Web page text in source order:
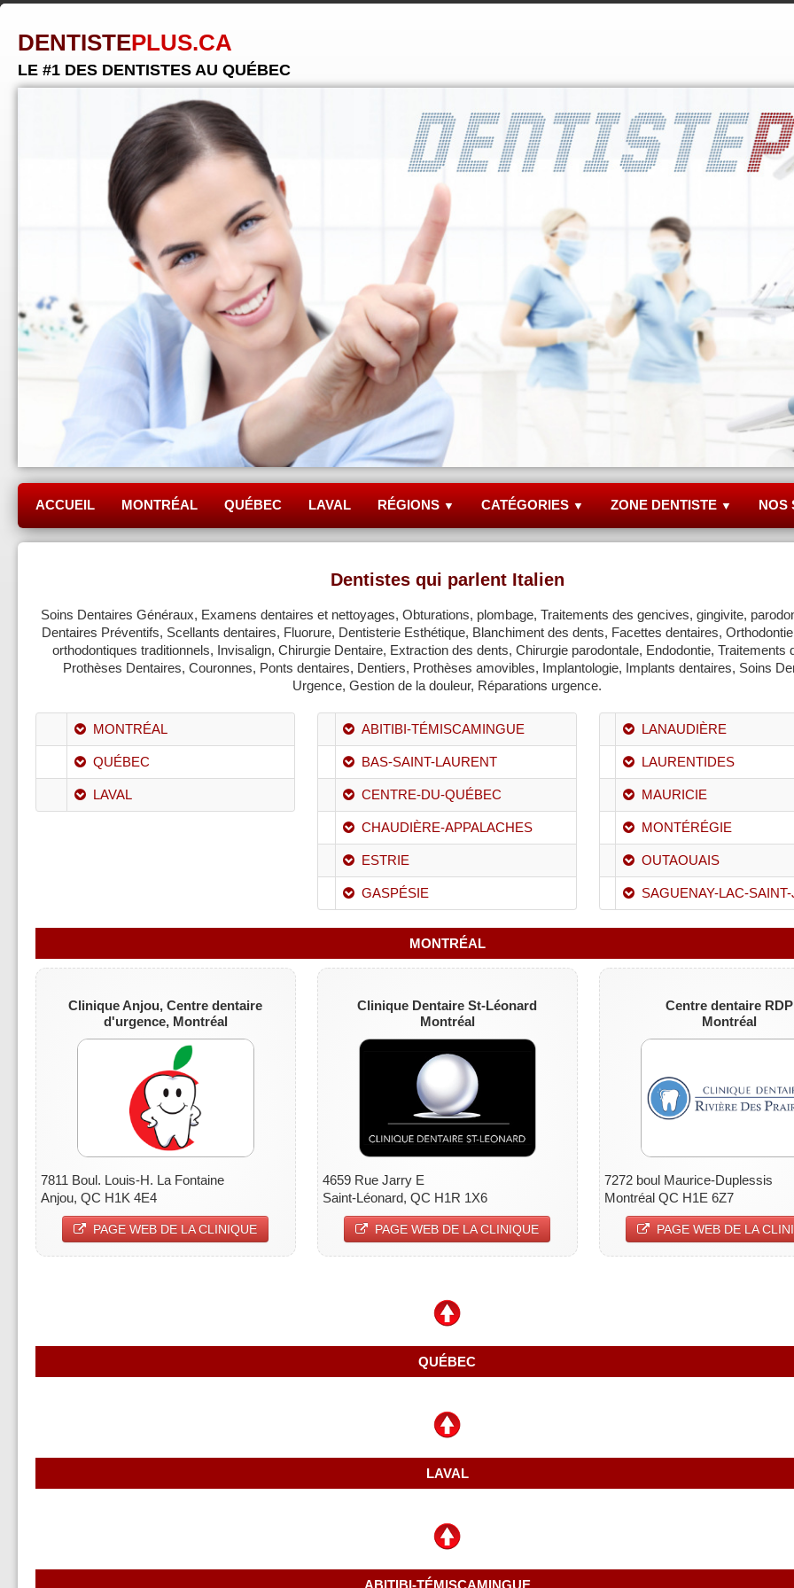
DENTISTEPLUS.CA
LE #1 DES DENTISTES AU QUÉBEC
ACCUEIL MONTRÉAL QUÉBEC LAVAL RÉGIONS ▼ CATÉGORIES ▼ ZONE DENTISTE ▼ NOS
Dentistes qui parlent Italien
Soins Dentaires Généraux, Examens dentaires et nettoyages, Obturations, plombage, Traitements des gencives, gingivite,
Dentaires Préventifs, Scellants dentaires, Fluorure, Dentisterie Esthétique, Blanchiment des dents, Facettes dentaires,
orthodontiques traditionnels, Invisalign, Chirurgie Dentaire, Extraction des dents, Chirurgie parodontale, Endodontie, Traitements
Prothèses Dentaires, Couronnes, Ponts dentaires, Dentiers, Prothèses amovibles, Implantologie, Implants dentaires, Soins
Urgence, Gestion de la douleur, Réparations urgence.
MONTRÉAL
QUÉBEC
LAVAL
ABITIBI-TÉMISCAMINGUE
BAS-SAINT-LAURENT
CENTRE-DU-QUÉBEC
CHAUDIÈRE-APPALACHES
ESTRIE
GASPÉSIE
LANAUDIÈRE
LAURENTIDES
MAURICIE
MONTÉRÉGIE
OUTAOUAIS
SAGUENAY-LAC-
MONTRÉAL
Clinique Anjou,Centre dentaire
d'urgence, Montréal
7811 Boul. Louis-H. La Fontaine
Anjou, QC H1K 4E4
PAGE WEB DE LA CLINIQUE
Clinique Dentaire St-Léonard
Montréal
4659 Rue Jarry E
Saint-Léonard, QC H1R 1X6
PAGE WEB DE LA CLINIQUE
Centre dentaire RDP
Montréal
7272 boul Maurice-Duplessis
Montréal QC H1E 6Z7
PAGE WEB DE LA
QUÉBEC
LAVAL
ABITIBI-TÉMISCAMINGUE